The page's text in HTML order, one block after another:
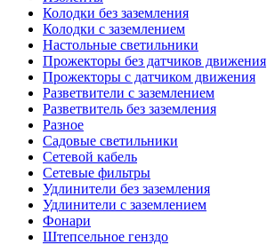
Колодки без заземления
Колодки с заземлением
Настольные светильники
Прожекторы без датчиков движения
Прожекторы с датчиком движения
Разветвители с заземлением
Разветвитель без заземления
Разное
Садовые светильники
Сетевой кабель
Сетевые фильтры
Удлинители без заземления
Удлинители с заземлением
Фонари
Штепсельное генздо